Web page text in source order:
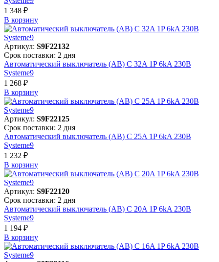
1 348 ₽
В корзинy
Артикул: S9F22132
Срок поставки: 2 дня
Автоматический выключатель (АВ) C 32A 1P 6kA 230В
Systeme9
1 268 ₽
В корзинy
Артикул: S9F22125
Срок поставки: 2 дня
Автоматический выключатель (АВ) C 25A 1P 6kA 230В
Systeme9
1 232 ₽
В корзинy
Артикул: S9F22120
Срок поставки: 2 дня
Автоматический выключатель (АВ) C 20A 1P 6kA 230В
Systeme9
1 194 ₽
В корзинy